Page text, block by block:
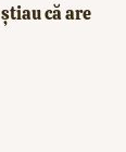
că are